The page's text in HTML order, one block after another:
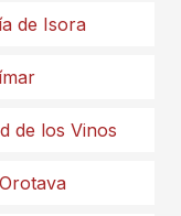
de Isora
de los Vinos